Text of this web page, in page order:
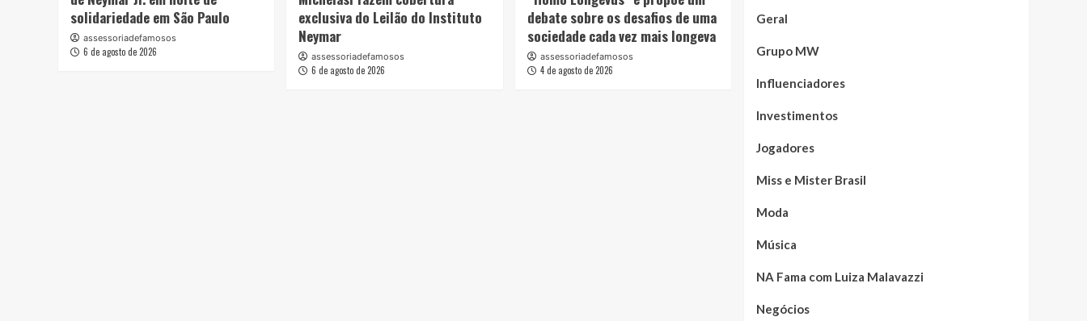
solidariedade em São Paulo
assessoriadefamosos
6 de agosto de 2026
exclusiva do Leilão do Instituto
Neymar
assessoriadefamosos
6 de agosto de 2026
debate sobre os desafios de uma
sociedade cada vez mais longeva
assessoriadefamosos
4 de agosto de 2026
Geral
Grupo MW
Influenciadores
Investimentos
Jogadores
Miss e Mister Brasil
Moda
Música
NA Fama com Luiza Malavazzi
Negócios